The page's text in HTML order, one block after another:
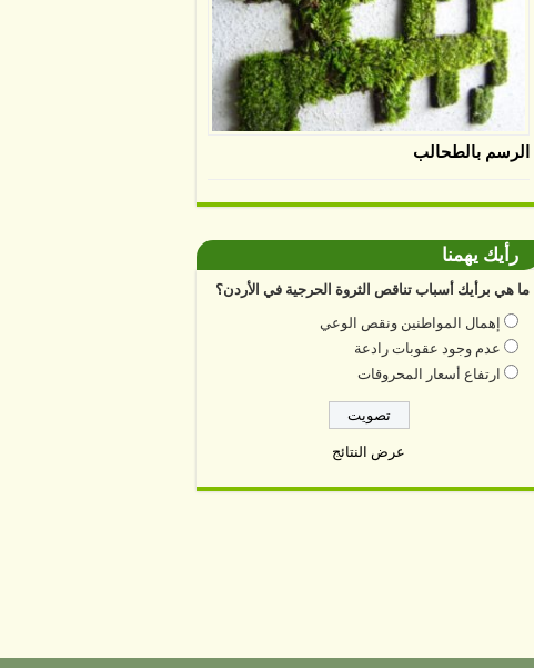
الرسم بالطحالب
رأيك يهمنا
ما هي برأيك أسباب تناقص الثروة الحرجية في الأردن؟
إهمال المواطنين ونقص الوعي
عدم وجود عقوبات رادعة
ارتفاع أسعار المحروقات
عرض النتائج